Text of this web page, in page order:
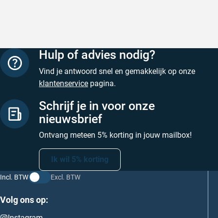
Hulp of advies nodig?
Vind je antwoord snel en gemakkelijk op onze
klantenservice pagina.
Schrijf je in voor onze
nieuwsbrief
Ontvang meteen 5% korting in jouw mailbox!
Ik wil 5% korting
Incl. BTW Excl. BTW
Volg ons op: